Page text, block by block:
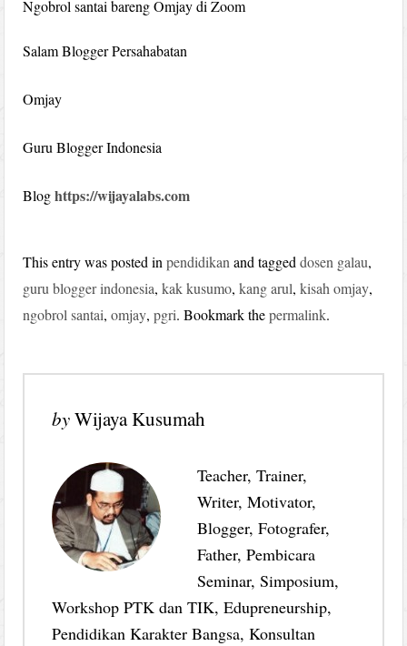
Ngobrol santai bareng Omjay di Zoom
Salam Blogger Persahabatan
Omjay
Guru Blogger Indonesia
Bloghttps://wijayalabs.com
This entry was posted inpendidikan and taggeddosen galau,
guru blogger indonesia,kak kusumo,kang arul,kisah omjay,
ngobrol santai,omjay,pgri. Bookmark thepermalink.
byWijaya Kusumah
Teacher, Trainer,
Writer, Motivator,
Blogger, Fotografer,
Father, Pembicara
Seminar, Simposium,
Workshop PTK dan TIK, Edupreneurship,
Pendidikan Karakter Bangsa, Konsultan